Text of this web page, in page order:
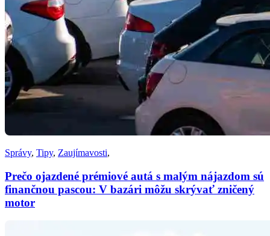
Správy, Tipy, Zaujímavosti,
Prečo ojazdené prémiové autá s malým nájazdom sú
finančnou pascou: V bazári môžu skrývať zničený
motor